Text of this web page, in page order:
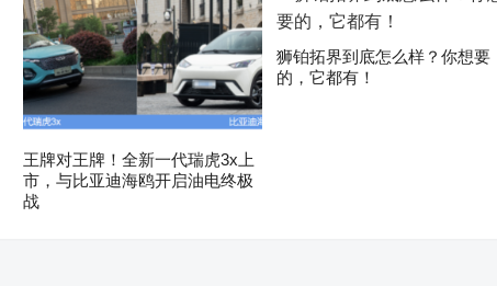
王牌对王牌！全新一代瑞虎3x上
市，与比亚迪海鸥开启油电终极
战
狮铂拓界到底怎么样？你想要
的，它都有！